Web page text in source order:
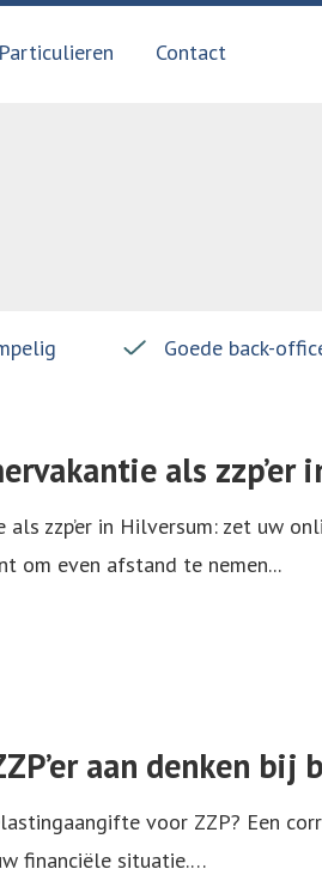
Particulieren Contact
Goede back-
als zzp’er
als zzp’er in Hilversum: zet uw
om even afstand te nemen...
aan denken
voor ZZP? Een
financiële situatie.…